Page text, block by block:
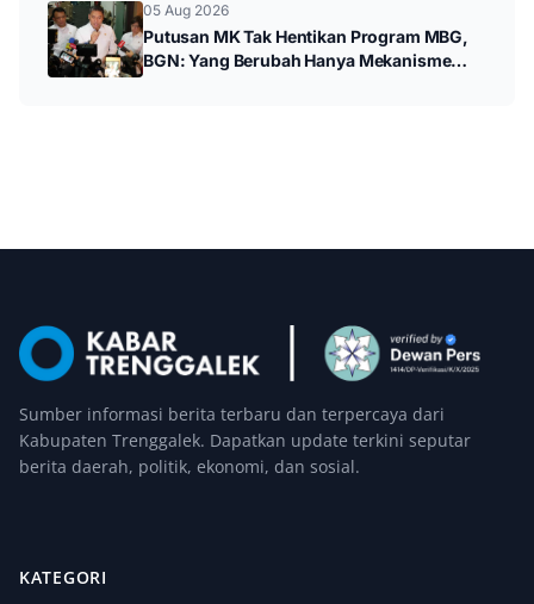
05 Aug 2026
Putusan MK Tak Hentikan Program MBG,
BGN: Yang Berubah Hanya Mekanisme
Sumber informasi berita terbaru dan terpercaya dari
Kabupaten Trenggalek. Dapatkan update terkini seputar
berita daerah, politik, ekonomi, dan sosial.
KATEGORI